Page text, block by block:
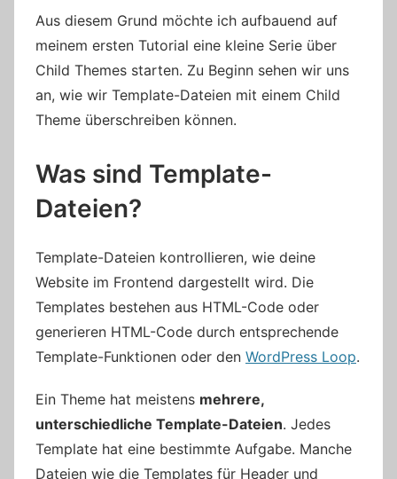
Aus diesem Grund möchte ich aufbauend auf
meinem ersten Tutorial eine kleine Serie über
Child Themes starten. Zu Beginn sehen wir uns
an, wie wir Template-Dateien mit einem Child
Theme überschreiben können.
Was sind Template-
Dateien?
Template-Dateien kontrollieren, wie deine
Website im Frontend dargestellt wird. Die
Templates bestehen aus HTML-Code oder
generieren HTML-Code durch entsprechende
Template-Funktionen oder den WordPress Loop.
Ein Theme hat meistens mehrere,
unterschiedliche Template-Dateien. Jedes
Template hat eine bestimmte Aufgabe. Manche
Dateien wie die Templates für Header und